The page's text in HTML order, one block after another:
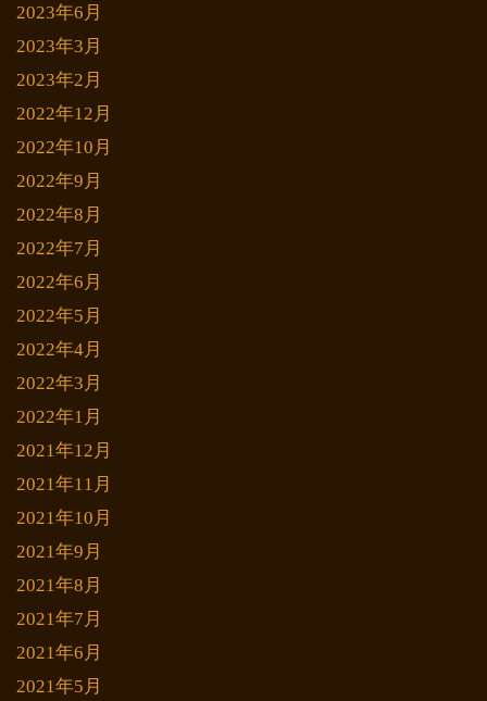
2023年6月
2023年3月
2023年2月
2022年12月
2022年10月
2022年9月
2022年8月
2022年7月
2022年6月
2022年5月
2022年4月
2022年3月
2022年1月
2021年12月
2021年11月
2021年10月
2021年9月
2021年8月
2021年7月
2021年6月
2021年5月